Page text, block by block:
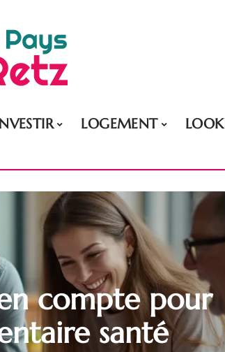
LOGEMENT LOOK
compte pour
santé